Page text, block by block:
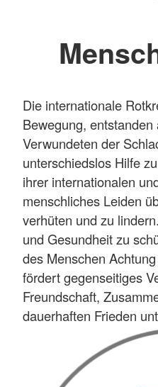
Die internationale
Bewegung,
Verwundeten der
unterschiedslos Hilfe
ihrer internationalen
menschliches Leiden
verhüten und zu
und Gesundheit zu
des Menschen
fördert gegenseitiges
Freundschaft,
dauerhaften Frieden